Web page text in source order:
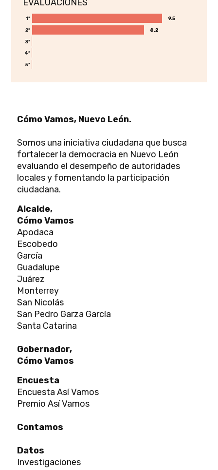
EVALUACIONES
1ª
2ª
3ª
4ª
5ª
9.5
9.5
8.2
8.2
Cómo Vamos, Nuevo León.
Somos una iniciativa ciudadana que busca
fortalecer la democracia en Nuevo León
evaluando el desempeño de autoridades
locales y fomentando la participación
ciudadana.
Alcalde,
Cómo Vamos
Apodaca
Escobedo
García
Guadalupe
Juárez
Monterrey
San Nicolás
San Pedro Garza García
Santa Catarina
Gobernador,
Cómo Vamos
Encuesta
Encuesta Así Vamos
Premio Así Vamos
Contamos
Datos
Investigaciones